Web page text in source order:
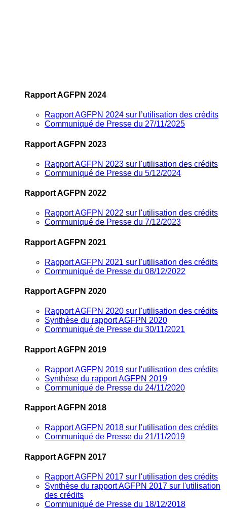
Rapport AGFPN 2024
Rapport AGFPN 2024 sur l’utilisation des crédits
Communiqué de Presse du 27/11/2025
Rapport AGFPN 2023
Rapport AGFPN 2023 sur l'utilisation des crédits
Communiqué de Presse du 5/12/2024
Rapport AGFPN 2022
Rapport AGFPN 2022 sur l'utilisation des crédits
Communiqué de Presse du 7/12/2023
Rapport AGFPN 2021
Rapport AGFPN 2021 sur l'utilisation des crédits
Communiqué de Presse du 08/12/2022
Rapport AGFPN 2020
Rapport AGFPN 2020 sur l'utilisation des crédits
Synthèse du rapport AGFPN 2020
Communiqué de Presse du 30/11/2021
Rapport AGFPN 2019
Rapport AGFPN 2019 sur l'utilisation des crédits
Synthèse du rapport AGFPN 2019
Communiqué de Presse du 24/11/2020
Rapport AGFPN 2018
Rapport AGFPN 2018 sur l'utilisation des crédits
Communiqué de Presse du 21/11/2019
Rapport AGFPN 2017
Rapport AGFPN 2017 sur l'utilisation des crédits
Synthèse du rapport AGFPN 2017 sur l'utilisation
des crédits
Communiqué de Presse du 18/12/2018